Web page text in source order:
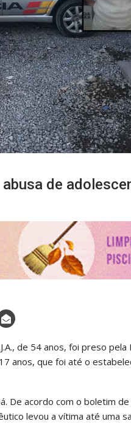
de
de 54 anos, foi preso pela
anos, que foi até o
De acordo com o boletim
levou a vítima até uma